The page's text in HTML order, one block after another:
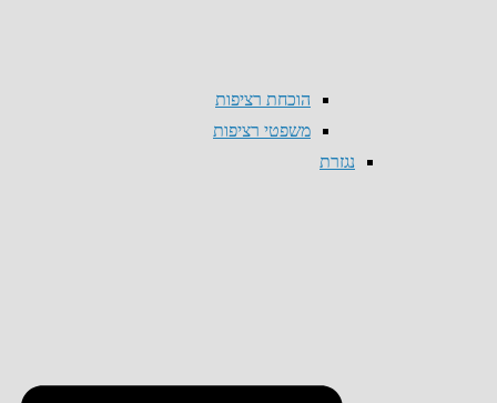
הוכחת רציפות
משפטי רציפות
נגזרת